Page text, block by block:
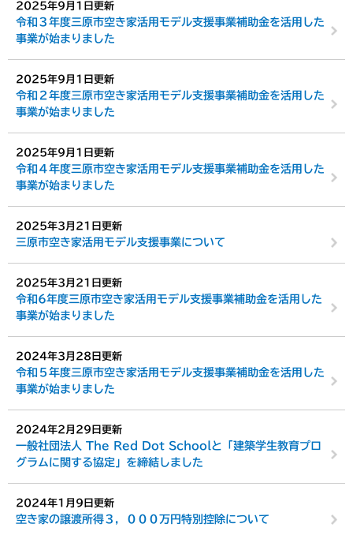
2025年9月1日更新
令和３年度三原市空き家活用モデル支援事業補助金を活用した
事業が始まりました
2025年9月1日更新
令和２年度三原市空き家活用モデル支援事業補助金を活用した
事業が始まりました
2025年9月1日更新
令和４年度三原市空き家活用モデル支援事業補助金を活用した
事業が始まりました
2025年3月21日更新
三原市空き家活用モデル支援事業について
2025年3月21日更新
令和6年度三原市空き家活用モデル支援事業補助金を活用した
事業が始まりました
2024年3月28日更新
令和５年度三原市空き家活用モデル支援事業補助金を活用した
事業が始まりました
2024年2月29日更新
一般社団法人 The Red Dot Schoolと「建築学生教育プロ
グラムに関する協定」を締結しました
2024年1月9日更新
空き家の譲渡所得３，０００万円特別控除について